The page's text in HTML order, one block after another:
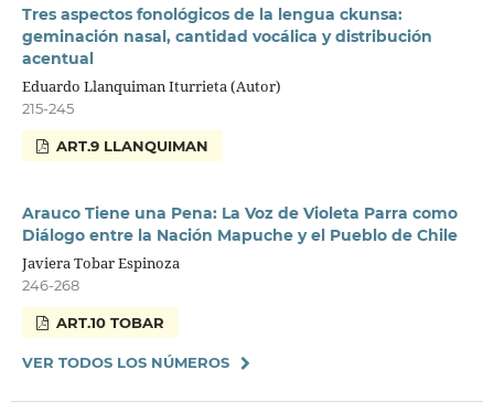
Tres aspectos fonológicos de la lengua ckunsa:
geminación nasal, cantidad vocálica y distribución
acentual
Eduardo Llanquiman Iturrieta (Autor)
215-245
ART.9 LLANQUIMAN
Arauco Tiene una Pena: La Voz de Violeta Parra como
Diálogo entre la Nación Mapuche y el Pueblo de Chile
Javiera Tobar Espinoza
246-268
ART.10 TOBAR
VER TODOS LOS NÚMEROS